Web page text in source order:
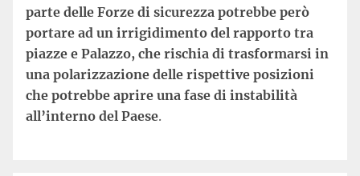
parte delle Forze di sicurezza potrebbe però
portare ad un irrigidimento del rapporto tra
piazze e Palazzo, che rischia di trasformarsi in
una polarizzazione delle rispettive posizioni
che potrebbe aprire una fase di instabilità
all’interno del Paese.